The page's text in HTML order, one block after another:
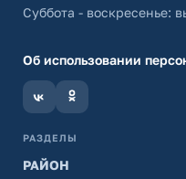
Суббота - воскресенье:
Об использовании
РАЗДЕЛЫ
РАЙОН